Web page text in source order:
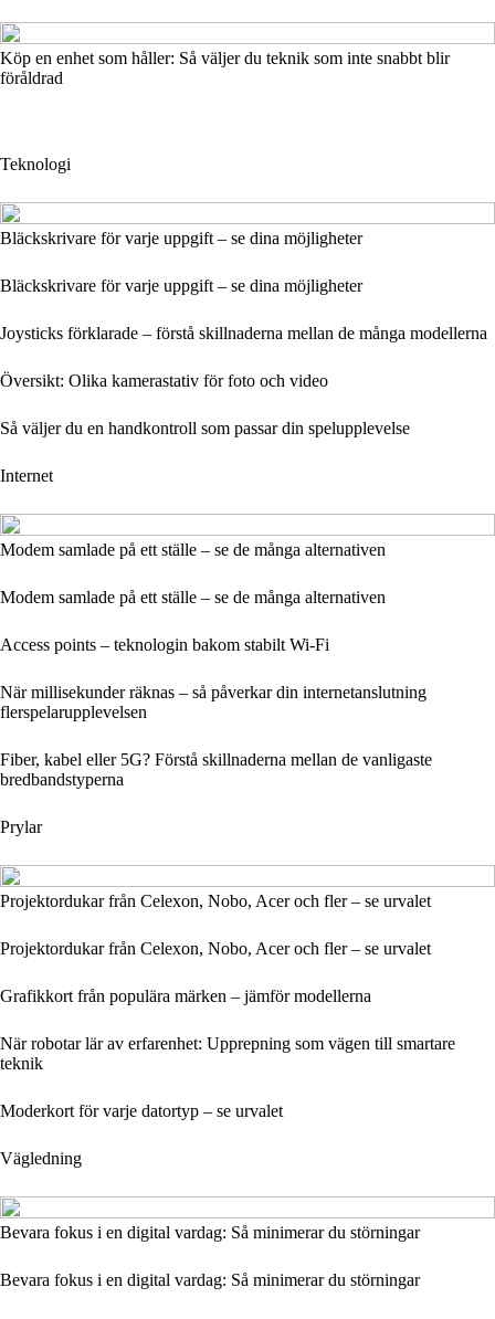
Köp en enhet som håller: Så väljer du teknik som inte snabbt blir
föråldrad
Teknologi
Bläckskrivare för varje uppgift – se dina möjligheter
Bläckskrivare för varje uppgift – se dina möjligheter
Joysticks förklarade – förstå skillnaderna mellan de många modellerna
Översikt: Olika kamerastativ för foto och video
Så väljer du en handkontroll som passar din spelupplevelse
Internet
Modem samlade på ett ställe – se de många alternativen
Modem samlade på ett ställe – se de många alternativen
Access points – teknologin bakom stabilt Wi-Fi
När millisekunder räknas – så påverkar din internetanslutning
flerspelarupplevelsen
Fiber, kabel eller 5G? Förstå skillnaderna mellan de vanligaste
bredbandstyperna
Prylar
Projektordukar från Celexon, Nobo, Acer och fler – se urvalet
Projektordukar från Celexon, Nobo, Acer och fler – se urvalet
Grafikkort från populära märken – jämför modellerna
När robotar lär av erfarenhet: Upprepning som vägen till smartare
teknik
Moderkort för varje datortyp – se urvalet
Vägledning
Bevara fokus i en digital vardag: Så minimerar du störningar
Bevara fokus i en digital vardag: Så minimerar du störningar